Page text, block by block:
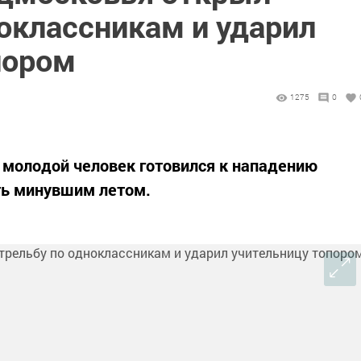
и ударил
1275 0
человек готовился к нападению
минувшим летом.